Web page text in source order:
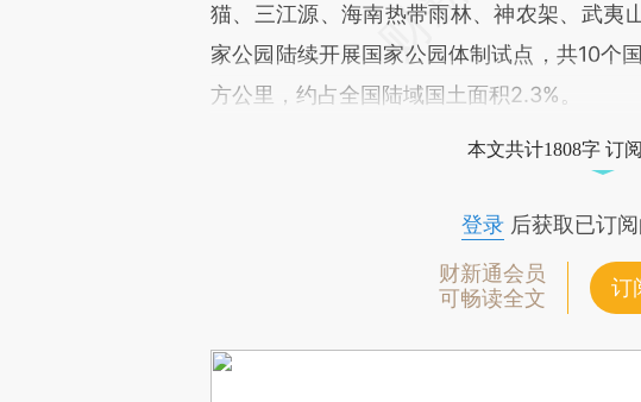
猫、三江源、海南热带雨林、神农架、武夷
家公园陆续开展国家公园体制试点，共10个
方公里，约占全国陆域国土面积2.3%。
本文共计1808字 订
登录后获取已订阅
财新通会员
可畅读全文
订